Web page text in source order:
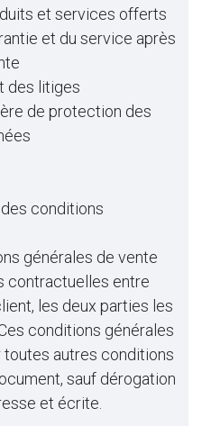
et services offerts
et du service après
des litiges
de protection des
conditions
générales de vente
contractuelles entre
les deux parties les
conditions générales
autres conditions
sauf dérogation
et écrite.